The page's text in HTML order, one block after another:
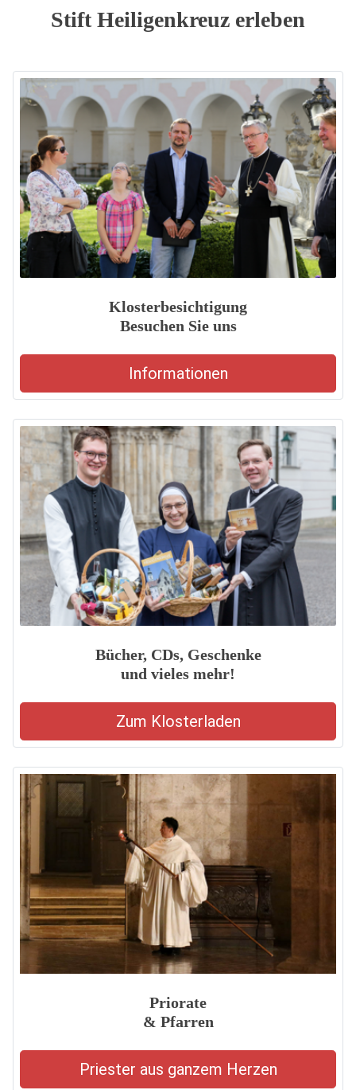
Stift Heiligenkreuz erleben
Klosterbesichtigung
Besuchen Sie uns
Informationen
Bücher, CDs, Geschenke
und vieles mehr!
Zum Klosterladen
Priorate
& Pfarren
Priester aus ganzem Herzen